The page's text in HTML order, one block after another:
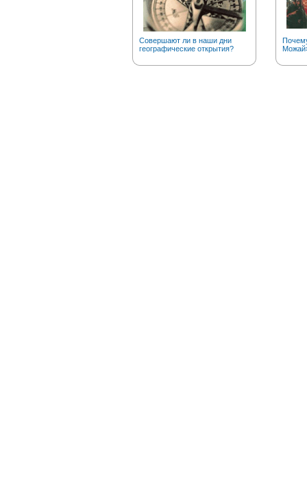
Совершают ли в наши дни
географические открытия?